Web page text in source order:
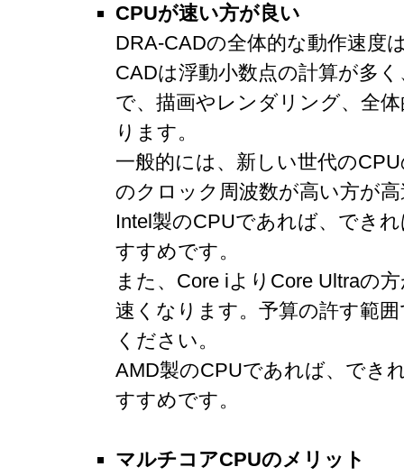
CPUが速い方が良い
DRA-CADの全体的な動作速度
CADは浮動小数点の計算が多
で、描画やレンダリング、全
ります。
一般的には、新しい世代の
のクロック周波数が高い方が
Intel製のCPUであれば、でき
すすめです。
また、Core iよりCore Ultraの
速くなります。予算の許す範
ください。
AMD製のCPUであれば、でき
すすめです。
マルチコアCPUのメリット